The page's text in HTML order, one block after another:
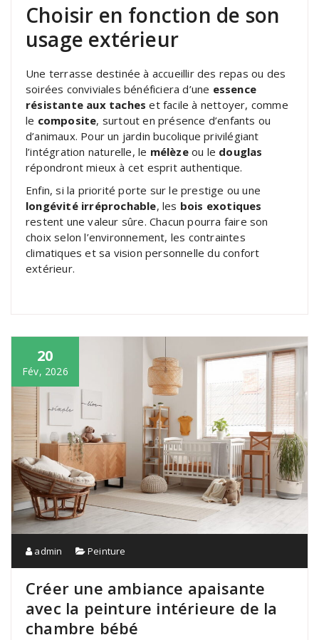
Choisir en fonction de son
usage extérieur
Une terrasse destinée à accueillir des repas ou des
soirées conviviales bénéficiera d’une essence
résistante aux taches et facile à nettoyer, comme
le composite, surtout en présence d’enfants ou
d’animaux. Pour un jardin bucolique privilégiant
l’intégration naturelle, le mélèzeou le douglas
répondront mieux à cet esprit authentique.
Enfin, si la priorité porte sur le prestige ou une
longévité irréprochable, les bois exotiques
restent une valeur sûre. Chacun pourra faire son
choix selon l’environnement, les contraintes
climatiques et sa vision personnelle du confort
extérieur.
20
Fév, 2026
admin Peinture
Créer une ambiance apaisante
avec la peinture intérieure de la
chambre bébé